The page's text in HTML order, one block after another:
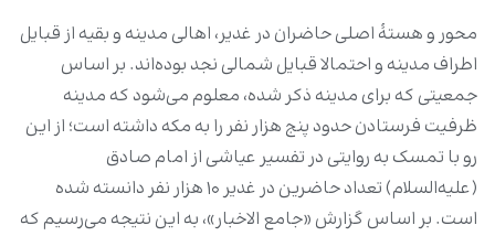
محور و هستۀ اصلی حاضران در غدیر، اهالی مدینه و بقیه از قبایل
اطراف مدینه و احتمالا قبایل شمالی نجد بوده‌اند. بر اساس
جمعیتی که برای مدینه ذکر شده، معلوم می‌شود که مدینه
ظرفیت فرستادن حدود پنج هزار نفر را به مکه داشته است؛ از این
رو با تمسک به روایتی در تفسیر عیاشی از امام صادق
(علیه‌السلام) تعداد حاضرین در غدیر ۱۰ هزار نفر دانسته شده
است. بر اساس گزارش «جامع الاخبار»، به این نتیجه می‌رسیم که